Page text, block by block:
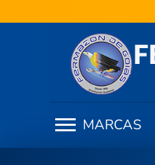
para
MARCAS